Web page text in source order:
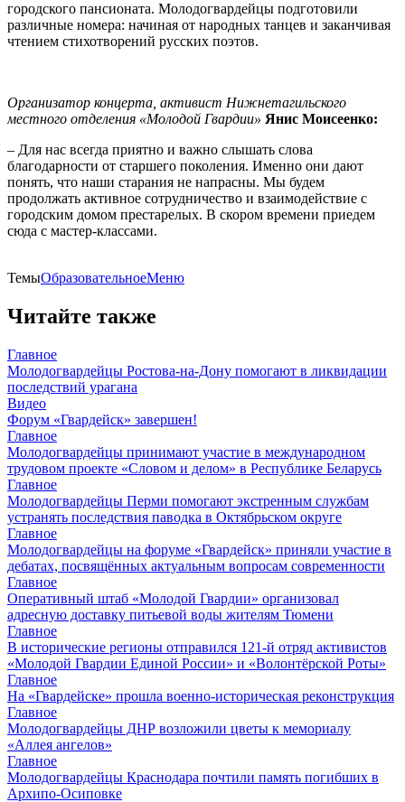
городского пансионата. Молодогвардейцы подготовили
различные номера: начиная от народных танцев и заканчивая
чтением стихотворений русских поэтов.
Организатор концерта, активист Нижнетагильского
местного отделения «Молодой Гвардии» Янис Моисеенко:
– Для нас всегда приятно и важно слышать слова
благодарности от старшего поколения. Именно они дают
понять, что наши старания не напрасны. Мы будем
продолжать активное сотрудничество и взаимодействие с
городским домом престарелых. В скором времени приедем
сюда с мастер-классами.
ТемыОбразовательноеМеню
Читайте также
Главное
Молодогвардейцы Ростова-на-Дону помогают в ликвидации
последствий урагана
Видео
Форум «Гвардейск» завершен!
Главное
Молодогвардейцы принимают участие в международном
трудовом проекте «Словом и делом» в Республике Беларусь
Главное
Молодогвардейцы Перми помогают экстренным службам
устранять последствия паводка в Октябрьском округе
Главное
Молодогвардейцы на форуме «Гвардейск» приняли участие в
дебатах, посвящённых актуальным вопросам современности
Главное
Оперативный штаб «Молодой Гвардии» организовал
адресную доставку питьевой воды жителям Тюмени
Главное
В исторические регионы отправился 121-й отряд активистов
«Молодой Гвардии Единой России» и «Волонтёрской Роты»
Главное
На «Гвардейске» прошла военно-историческая реконструкция
Главное
Молодогвардейцы ДНР возложили цветы к мемориалу
«Аллея ангелов»
Главное
Молодогвардейцы Краснодара почтили память погибших в
Архипо-Осиповке